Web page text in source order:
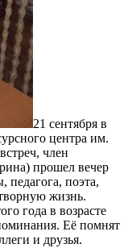
21 сентября в
центра им.
член
прошел вечер
поэта,
жизнь.
года в возрасте
Её помнят
и друзья.